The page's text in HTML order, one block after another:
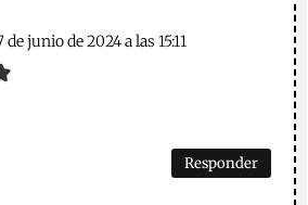
de junio de 2024 a las 15:11
Responder